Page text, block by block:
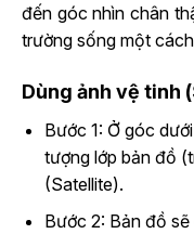
đến góc nhìn chân
trường sống một
Dùng ảnh vệ tinh
Bước 1: Ở góc
tượng lớp bản đồ
(Satellite).
Bước 2: Bản đồ